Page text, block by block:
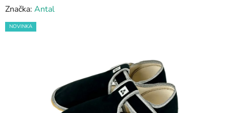
Značka: Antal
NOVINKA